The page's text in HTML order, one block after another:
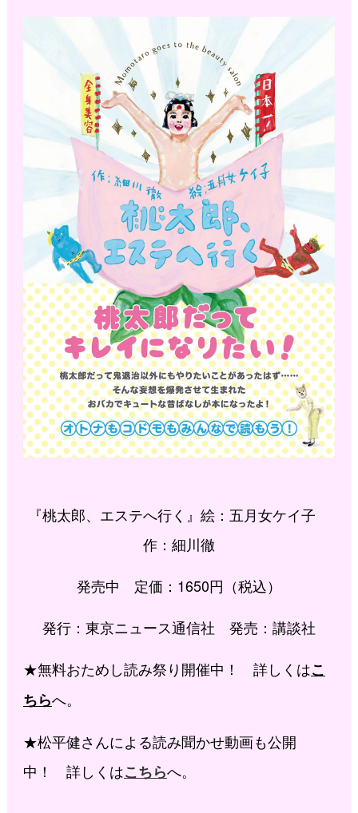
『桃太郎、エステへ行く』絵：五月女ケイ子
作：細川徹
発売中 定価：1650円（税込）
発行：東京ニュース通信社 発売：講談社
★無料おためし読み祭り開催中！ 詳しくはこ
ちらへ。
★松平健さんによる読み聞かせ動画も公開
中！ 詳しくはこちらへ。